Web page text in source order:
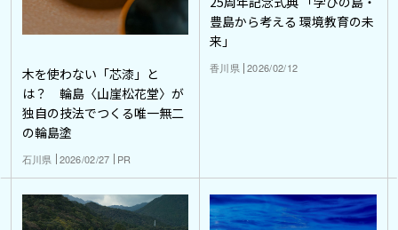
木を使わない「芯漆」と
は？ 輪島〈山崖松花堂〉が
独自の技法でつくる唯一無二
の輪島塗
石川県 2026/02/27 PR
豊島から考える 環境教育の未
来」
香川県 2026/02/12